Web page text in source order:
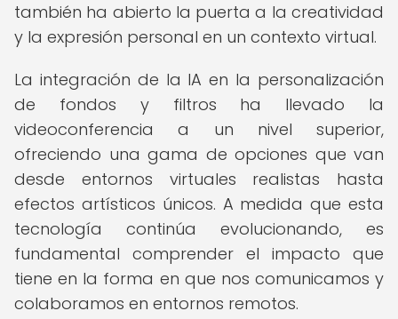
también ha abierto la puerta a la creatividad
y la expresión personal en un contexto virtual.
La integración de la IA en la personalización
de fondos y filtros ha llevado la
videoconferencia a un nivel superior,
ofreciendo una gama de opciones que van
desde entornos virtuales realistas hasta
efectos artísticos únicos. A medida que esta
tecnología continúa evolucionando, es
fundamental comprender el impacto que
tiene en la forma en que nos comunicamos y
colaboramos en entornos remotos.